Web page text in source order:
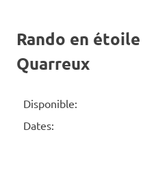
Rando en
Quarreux
Disponible:
Dates: